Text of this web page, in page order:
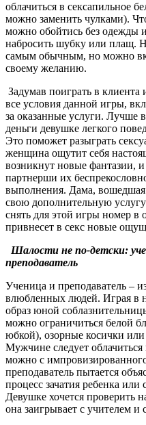
облачиться в сексапильное
можно заменить чулками).
можно обойтись без одежды
набросить шубку или плащ.
самым обычным, но можно
своему желанию.
Задумав поиграть в
все условия данной игры,
за оказанные услуги. Лучше
деньги девушке легкого
Это поможет разыграть
женщина ощутит себя
возникнут новые фантазии, и
партнерши их
выполнения. Дама, вошедшая
свою дополнительную
снять для этой игры номер в
привнесет в секс новые
Шалости не по-детски:
преподаватель
Ученица и преподаватель –
влюбленных людей. Играя в
образ юной
можно ограничиться белой
юбкой), озорные косички
Мужчине следует
можно с
преподаватель пытается
процесс зачатия ребенка
Девушке хочется проверить
она заигрывает с учителем и